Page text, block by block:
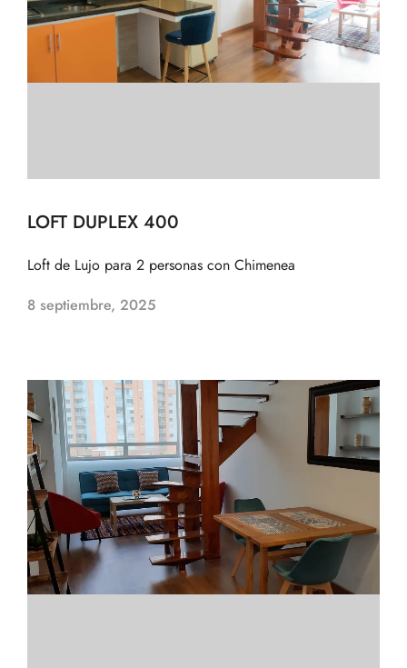
LOFT DUPLEX 400
Loft de Lujo para 2 personas con Chimenea
8 septiembre, 2025